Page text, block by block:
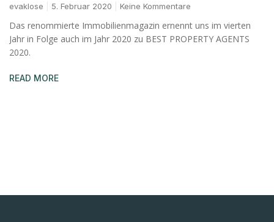
evaklose 5. Februar 2020 Keine Kommentare
Das renommierte Immobilienmagazin ernennt uns im vierten
Jahr in Folge auch im Jahr 2020 zu BEST PROPERTY AGENTS
2020.
READ MORE